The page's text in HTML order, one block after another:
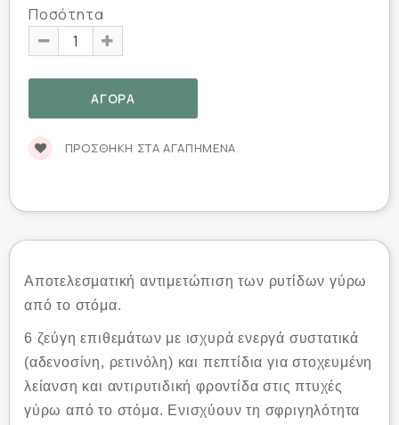
Ποσότητα
ΠΡΟΣΘΉΚΗ ΣΤΑ ΑΓΑΠΗΜΈΝΑ
Αποτελεσματική αντιμετώπιση των ρυτίδων γύρω
από το στόμα.
6 ζεύγη επιθεμάτων με ισχυρά ενεργά συστατικά
(αδενοσίνη, ρετινόλη) και πεπτίδια για στοχευμένη
λείανση και αντιρυτιδική φροντίδα στις πτυχές
γύρω από το στόμα. Ενισχύουν τη σφριγηλότητα